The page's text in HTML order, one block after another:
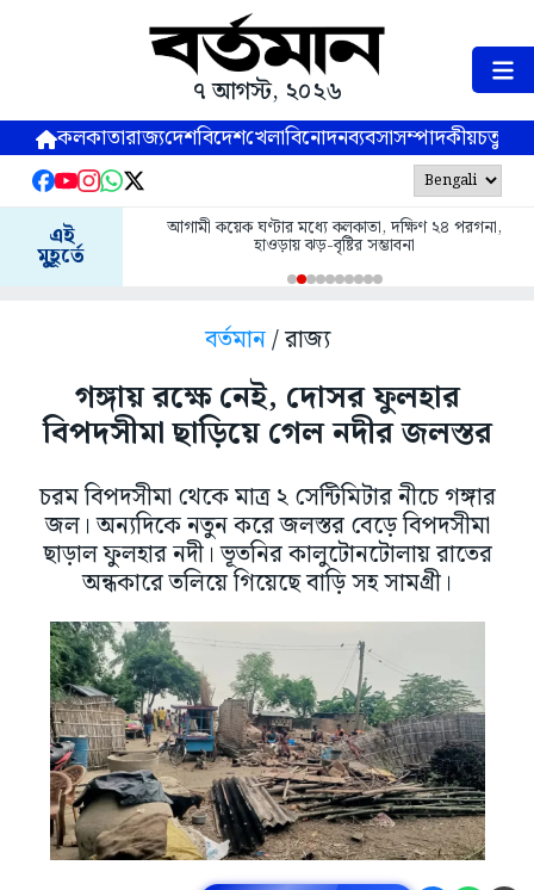
৭ আগস্ট, ২০২৬
কলকাতারাজ্যদেশবিদেশখেলাবিনোদনব্যবসাসম্পাদকীয়
এই
মুহূর্তে
আগামী কয়েক ঘণ্টার মধ্যে কলকাতা, দক্ষিণ ২৪ পরগনা,
হাওড়ায় ঝড়-বৃষ্টির সম্ভাবনা
বর্তমান/ রাজ্য
গঙ্গায় রক্ষে নেই, দোসর ফুলহার
বিপদসীমা ছাড়িয়ে গেল নদীর জলস্তর
চরম বিপদসীমা থেকে মাত্র ২ সেন্টিমিটার নীচে গঙ্গার
জল। অন্যদিকে নতুন করে জলস্তর বেড়ে বিপদসীমা
ছাড়াল ফুলহার নদী। ভূতনির কালুটোনটোলায় রাতের
অন্ধকারে তলিয়ে গিয়েছে বাড়ি সহ সামগ্রী।